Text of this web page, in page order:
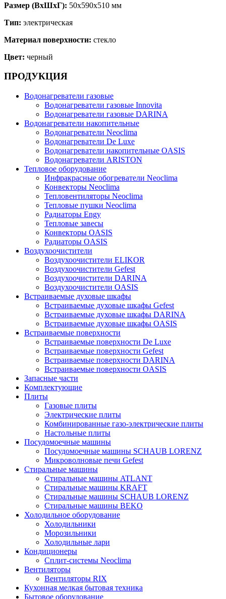
Размер (ВхШхГ): 50х590х510 мм
Тип: электрическая
Материал поверхности: стекло
Цвет: черный
ПРОДУКЦИЯ
Водонагреватели газовые
Водонагреватели газовые Innovita
Водонагреватели газовые DARINA
Водонагреватели накопительные
Водонагреватели Neoclima
Водонагреватели De Luxe
Водонагреватели накопительные OASIS
Водонагреватели ARISTON
Тепловое оборудование
Инфракрасные обогреватели Neoclima
Конвекторы Neoclima
Тепловентиляторы Neoclima
Тепловые пушки Neoclima
Радиаторы Engy
Тепловые завесы
Конвекторы OASIS
Радиаторы OASIS
Воздухоочистители
Воздухоочистители ELIKOR
Воздухоочистители Gefest
Воздухоочистители DARINA
Воздухоочистители OASIS
Встраиваемые духовые шкафы
Встраиваемые духовые шкафы Gefest
Встраиваемые духовые шкафы DARINA
Встраиваемые духовые шкафы OASIS
Встраиваемые поверхности
Встраиваемые поверхности De Luxe
Встраиваемые поверхности Gefest
Встраиваемые поверхности DARINA
Встраиваемые поверхности OASIS
Запасные части
Комплектующие
Плиты
Газовые плиты
Электрические плиты
Комбинированные газо-электрические плиты
Настольные плиты
Посудомоечные машины
Посудомоечные машины SCHAUB LORENZ
Микроволновые печи Gefest
Стиральные машины
Стиральные машины ATLANT
Стиральные машины KRAFT
Стиральные машины SCHAUB LORENZ
Стиральные машины BEKO
Холодильное оборудование
Холодильники
Морозильники
Холодильные лари
Кондиционеры
Сплит-системы Neoclima
Вентиляторы
Вентиляторы RIX
Кухонная мелкая бытовая техника
Бытовое оборудование